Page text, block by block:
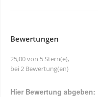
Bewertungen
25,00 von 5 Stern(e),
bei 2 Bewertung(en)
Hier Bewertung abgeben: